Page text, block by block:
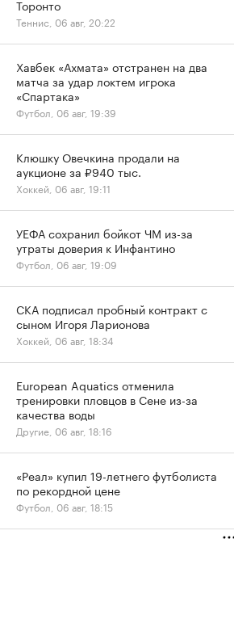
Торонто
Теннис, 06 авг, 20:22
Хавбек «Ахмата» отстранен на два
матча за удар локтем игрока
«Спартака»
Футбол, 06 авг, 19:39
Клюшку Овечкина продали на
аукционе за ₽940 тыс.
Хоккей, 06 авг, 19:11
УЕФА сохранил бойкот ЧМ из-за
утраты доверия к Инфантино
Футбол, 06 авг, 19:09
СКА подписал пробный контракт с
сыном Игоря Ларионова
Хоккей, 06 авг, 18:34
European Aquatics отменила
тренировки пловцов в Сене из-за
качества воды
Другие, 06 авг, 18:16
«Реал» купил 19-летнего футболиста
по рекордной цене
Футбол, 06 авг, 18:15